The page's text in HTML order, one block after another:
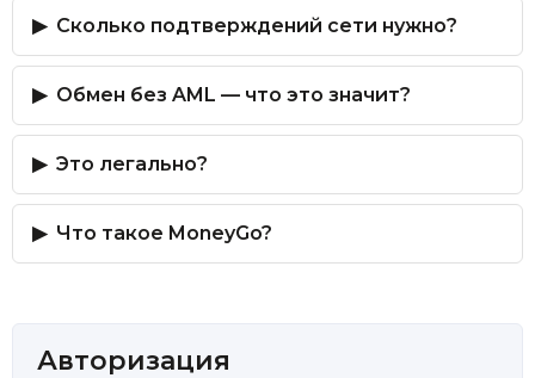
Сколько подтверждений сети нужно?
Обмен без AML — что это значит?
Это легально?
Что такое MoneyGo?
Авторизация